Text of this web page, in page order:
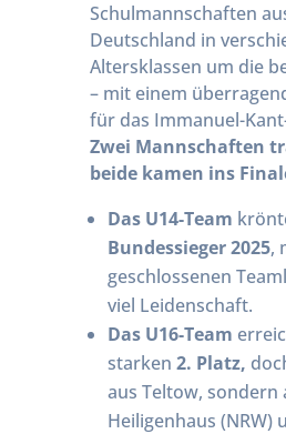
Schulmannschaften
Deutschland in
Altersklassen um die
– mit einem
für das Immanuel-
Zwei Mannschaften
beide kamen ins
Das U14-Team
Bundessieger 2025,
geschlossenen
viel Leidenschaft.
Das U16-Team
starken 2. Platz,
aus Teltow, sondern
Heiligenhaus (NRW)